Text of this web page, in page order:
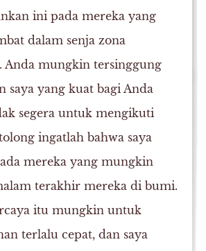
ini pada mereka yang
dalam senja zona
Anda mungkin tersinggung
saya yang kuat bagi Anda
segera untuk mengikuti
ingatlah bahwa saya
mereka yang mungkin
terakhir mereka di bumi.
itu mungkin untuk
terlalu cepat, dan saya